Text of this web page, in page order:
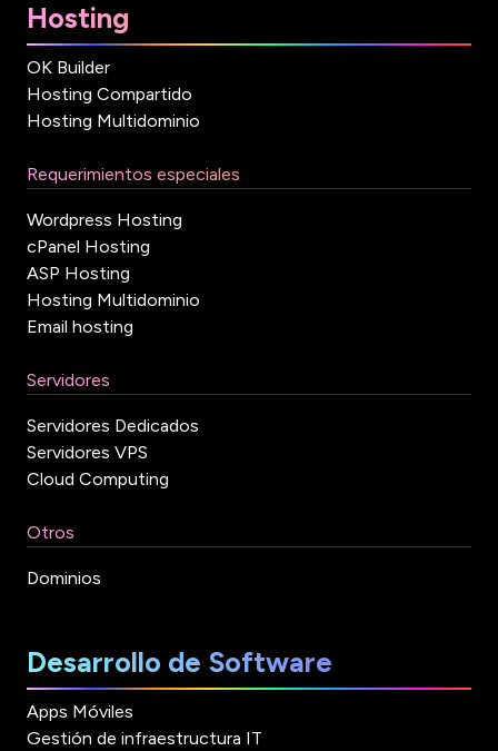
Hosting
OK Builder
Hosting Compartido
Hosting Multidominio
Requerimientos especiales
Wordpress Hosting
cPanel Hosting
ASP Hosting
Hosting Multidominio
Email hosting
Servidores
Servidores Dedicados
Servidores VPS
Cloud Computing
Otros
Dominios
Desarrollo de Software
Apps Móviles
Gestión de infraestructura IT